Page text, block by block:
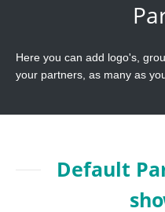
Here you can add logo's,
your partners, as many as
Default